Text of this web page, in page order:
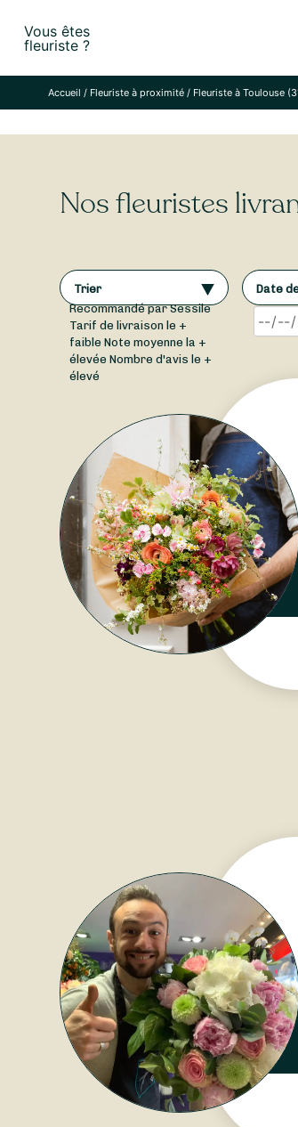
content
Vous êtes
fleuriste ?
Accueil / Fleuriste à proximité/ Fleuriste à Toulouse
Nos fleuristes
Trier
Recommandé par Sessile
Tarif de livraison le +
faible Note moyenne la +
élevée Nombre d'avis le +
élevé
Date